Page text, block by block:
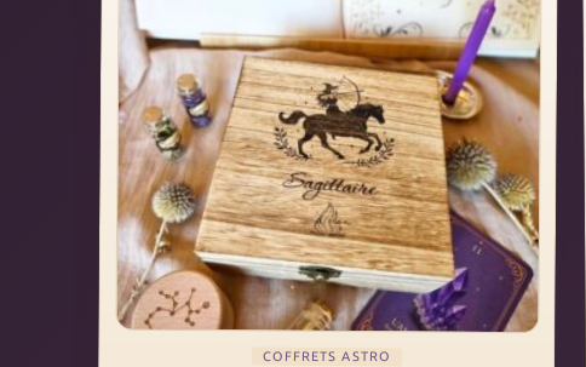
COFFRETS ASTRO